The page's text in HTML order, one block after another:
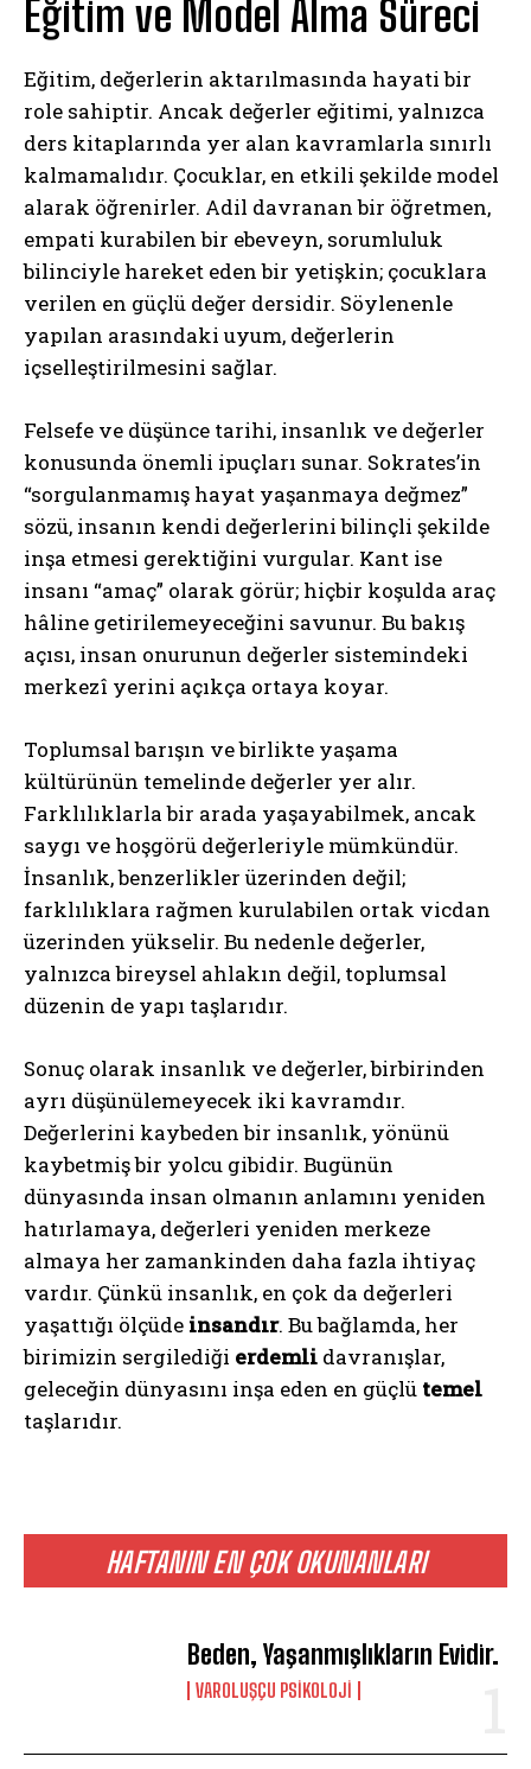
ABONE OL
HAFTANIN EN ÇOK OKUNANLARI
Beden, Yaşanmışlıkların Evidir.
VAROLUŞÇU PSIKOLOJI
Eğitim ve Model Alma Süreci
Eğitim, değerlerin aktarılmasında hayati bir
role sahiptir. Ancak değerler eğitimi, yalnızca
ders kitaplarında yer alan kavramlarla sınırlı
kalmamalıdır. Çocuklar, en etkili şekilde model
alarak öğrenirler. Adil davranan bir öğretmen,
empati kurabilen bir ebeveyn, sorumluluk
bilinciyle hareket eden bir yetişkin; çocuklara
verilen en güçlü değer dersidir. Söylenenle
yapılan arasındaki uyum, değerlerin
içselleştirilmesini sağlar.
Felsefe ve düşünce tarihi, insanlık ve değerler
konusunda önemli ipuçları sunar. Sokrates’in
“sorgulanmamış hayat yaşanmaya değmez”
sözü, insanın kendi değerlerini bilinçli şekilde
inşa etmesi gerektiğini vurgular. Kant ise
insanı “amaç” olarak görür; hiçbir koşulda araç
hâline getirilemeyeceğini savunur. Bu bakış
açısı, insan onurunun değerler sistemindeki
merkezî yerini açıkça ortaya koyar.
Toplumsal barışın ve birlikte yaşama
kültürünün temelinde değerler yer alır.
Farklılıklarla bir arada yaşayabilmek, ancak
saygı ve hoşgörü değerleriyle mümkündür.
İnsanlık, benzerlikler üzerinden değil;
farklılıklara rağmen kurulabilen ortak vicdan
üzerinden yükselir. Bu nedenle değerler,
yalnızca bireysel ahlakın değil, toplumsal
düzenin de yapı taşlarıdır.
Sonuç olarak insanlık ve değerler, birbirinden
ayrı düşünülemeyecek iki kavramdır.
Değerlerini kaybeden bir insanlık, yönünü
kaybetmiş bir yolcu gibidir. Bugünün
dünyasında insan olmanın anlamını yeniden
hatırlamaya, değerleri yeniden merkeze
almaya her zamankinden daha fazla ihtiyaç
vardır. Çünkü insanlık, en çok da değerleri
yaşattığı ölçüde insandır. Bu bağlamda, her
birimizin sergilediği erdemli davranışlar,
geleceğin dünyasını inşa eden en güçlü temel
taşlarıdır.